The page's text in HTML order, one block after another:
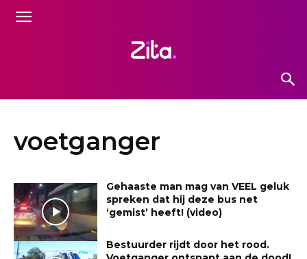
voetganger
Gehaaste man mag van VEEL geluk
spreken dat hij deze bus net
‘gemist’ heeft! (video)
Bestuurder rijdt door het rood.